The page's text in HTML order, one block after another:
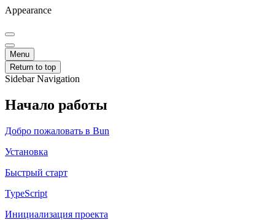
Appearance
Menu
Return to top
Sidebar Navigation
Начало работы
Добро пожаловать в Bun
Установка
Быстрый старт
TypeScript
Инициализация проекта